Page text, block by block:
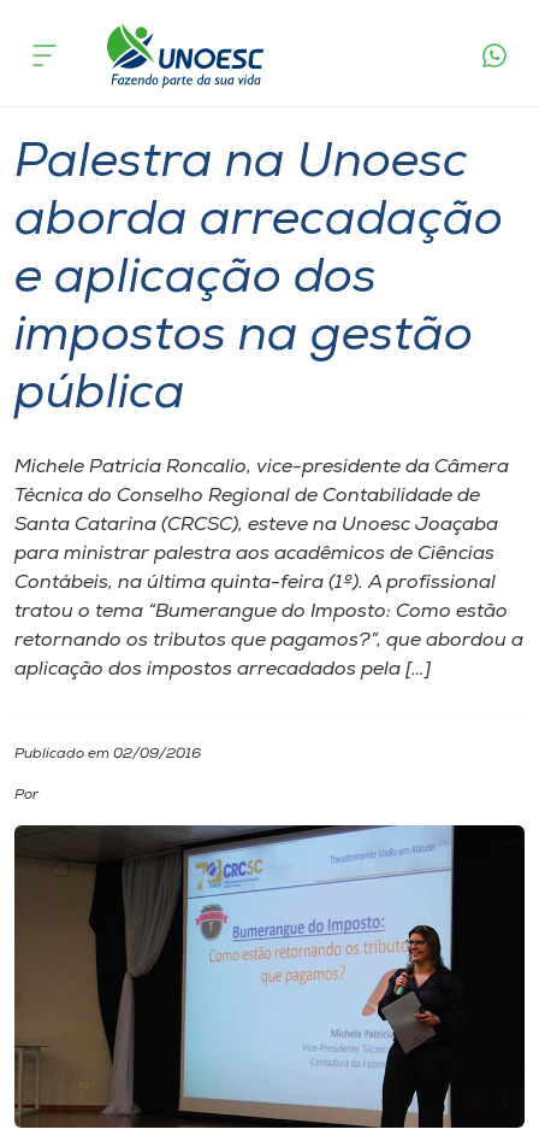
Cursos
Pesquisa
Atendimento ao Estudante
Portal de Ensino
A
Internacionalização
I.nova
Diplomados
Biblioteca
acontece
Palestra na Unoesc
aborda arrecadação
e aplicação dos
impostos na gestão
pública
Michele Patricia Roncalio, vice-presidente da Câmera
Técnica do Conselho Regional de Contabilidade de
Santa Catarina (CRCSC), esteve na Unoesc Joaçaba
para ministrar palestra aos acadêmicos de Ciências
Contábeis, na última quinta-feira (1º). A profissional
tratou o tema “Bumerangue do Imposto: Como estão
retornando os tributos que pagamos?”, que abordou a
aplicação dos impostos arrecadados pela […]
Publicado em 02/09/2016
Por